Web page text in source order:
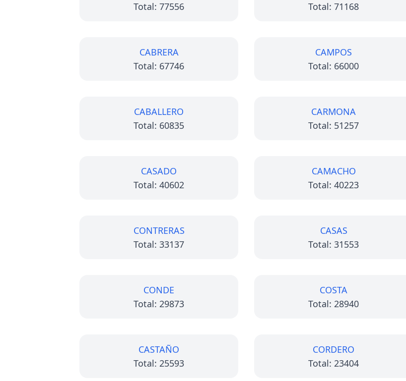
Total: 77556
Total: 71168
CABRERA
Total: 67746
CAMPOS
Total: 66000
CABALLERO
Total: 60835
CARMONA
Total: 51257
CASADO
Total: 40602
CAMACHO
Total: 40223
CONTRERAS
Total: 33137
CASAS
Total: 31553
CONDE
Total: 29873
COSTA
Total: 28940
CASTAÑO
Total: 25593
CORDERO
Total: 23404